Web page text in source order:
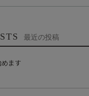
最近の投稿
ます